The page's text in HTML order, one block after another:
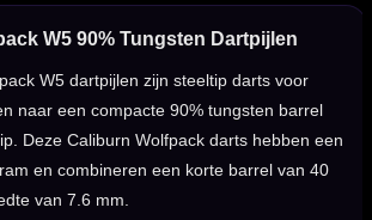
W5 90% Tungsten Dartpijlen
W5 dartpijlen zijn steeltip darts voor
naar een compacte 90% tungsten barrel
Deze Caliburn Wolfpack darts hebben een
en combineren een korte barrel van 40
van 7.6 mm.